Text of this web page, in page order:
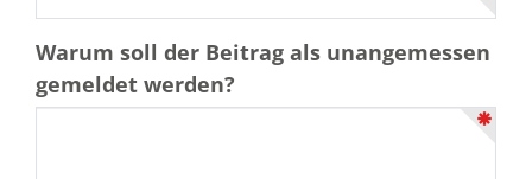
Warum soll der Beitrag als unangemessen
gemeldet werden?